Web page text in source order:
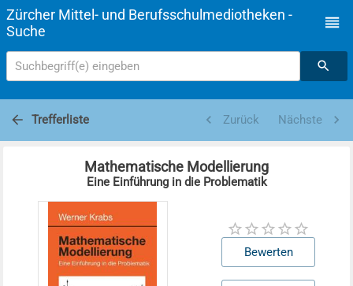
Zürcher Mittel- und Berufsschulmediotheken -
Suche
Suchbegriff(e) eingeben
Trefferliste Zurück Nächste
Mathematische Modellierung
Eine Einführung in die Problematik
Bewerten